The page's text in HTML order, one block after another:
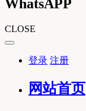
WhatsAPP
CLOSE
登录 注册
网站首页